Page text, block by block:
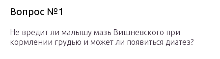
Вопрос №1
Не вредит ли малышу мазь Вишневского при
кормлении грудью и может ли появиться диатез?